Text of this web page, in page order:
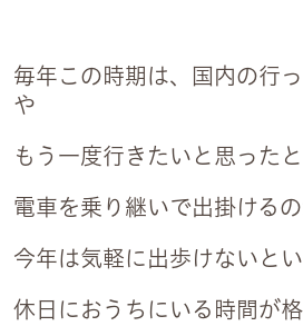
毎年この時期は、国内の行
や
もう一度行きたいと思った
電車を乗り継いで出掛ける
今年は気軽に出歩けないとい
休日におうちにいる時間が